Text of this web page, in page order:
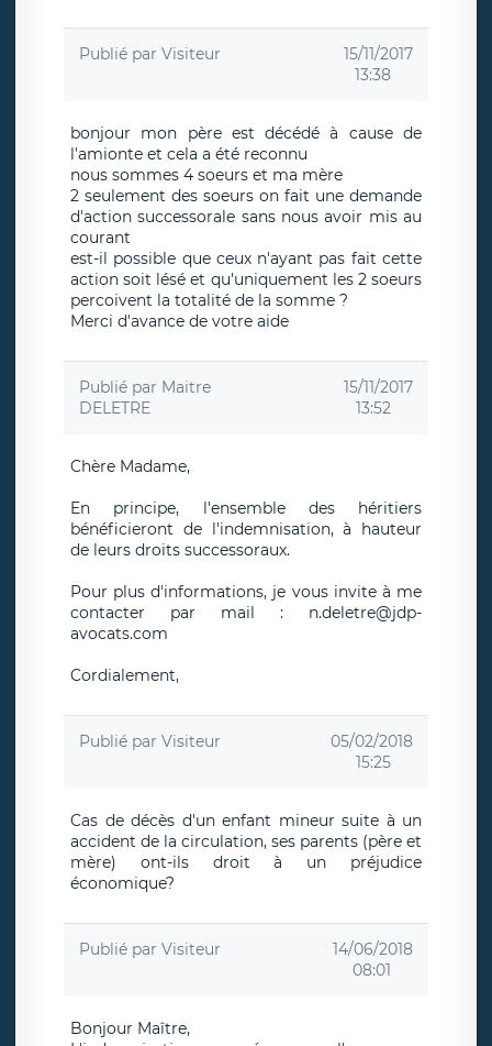
Publié par Visiteur
15/11/2017
13:38
bonjour mon père est décédé à cause de
l'amionte et cela a été reconnu
nous sommes 4 soeurs et ma mère
2 seulement des soeurs on fait une demande
d'action successorale sans nous avoir mis au
courant
est-il possible que ceux n'ayant pas fait cette
action soit lésé et qu'uniquement les 2 soeurs
percoivent la totalité de la somme ?
Merci d'avance de votre aide
Publié par Maitre
DELETRE
15/11/2017
13:52
Chère Madame,
En principe, l'ensemble des héritiers
bénéficieront de l'indemnisation, à hauteur
de leurs droits successoraux.
Pour plus d'informations, je vous invite à me
contacter par mail : n.deletre@jdp-
avocats.com
Cordialement,
Publié par Visiteur
05/02/2018
15:25
Cas de décès d'un enfant mineur suite à un
accident de la circulation, ses parents (père et
mère) ont-ils droit à un préjudice
économique?
Publié par Visiteur
14/06/2018
08:01
Bonjour Maître,